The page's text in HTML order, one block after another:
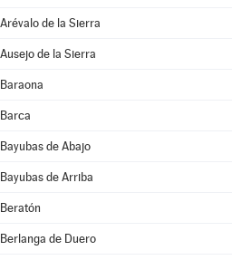
Arévalo de la Sierra
Ausejo de la Sierra
Baraona
Barca
Bayubas de Abajo
Bayubas de Arriba
Beratón
Berlanga de Duero